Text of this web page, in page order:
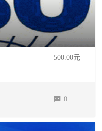
500.00元
0